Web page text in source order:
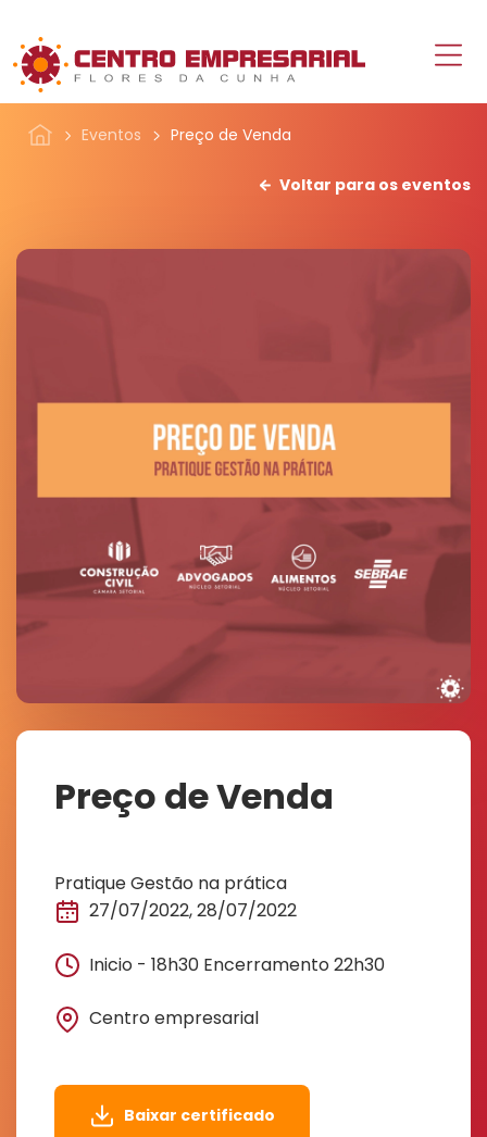
Eventos Preço de Venda
Voltar para os eventos
Preço de Venda
Pratique Gestão na prática
27/07/2022, 28/07/2022
Inicio - 18h30 Encerramento 22h30
Centro empresarial
Baixar certificado